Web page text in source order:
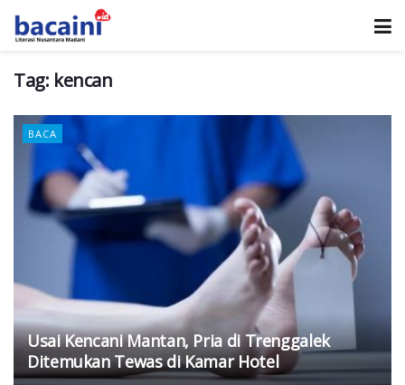
Tag: kencan
BACA
Usai Kencani Mantan, Pria di Trenggalek
Ditemukan Tewas di Kamar Hotel